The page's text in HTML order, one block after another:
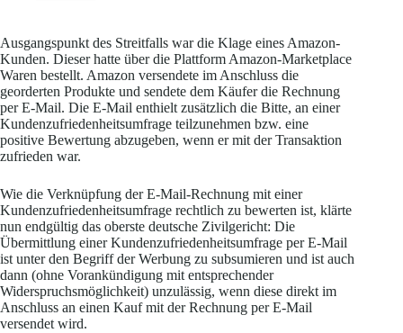
Ausgangspunkt des Streitfalls war die Klage eines Amazon-
Kunden. Dieser hatte über die Plattform Amazon-Marketplace
Waren bestellt. Amazon versendete im Anschluss die
georderten Produkte und sendete dem Käufer die Rechnung
per E-Mail. Die E-Mail enthielt zusätzlich die Bitte, an einer
Kundenzufriedenheitsumfrage teilzunehmen bzw. eine
positive Bewertung abzugeben, wenn er mit der Transaktion
zufrieden war.
Wie die Verknüpfung der E-Mail-Rechnung mit einer
Kundenzufriedenheitsumfrage rechtlich zu bewerten ist, klärte
nun endgültig das oberste deutsche Zivilgericht: Die
Übermittlung einer Kundenzufriedenheitsumfrage per E-Mail
ist unter den Begriff der Werbung zu subsumieren und ist auch
dann (ohne Vorankündigung mit entsprechender
Widerspruchsmöglichkeit) unzulässig, wenn diese direkt im
Anschluss an einen Kauf mit der Rechnung per E-Mail
versendet wird.